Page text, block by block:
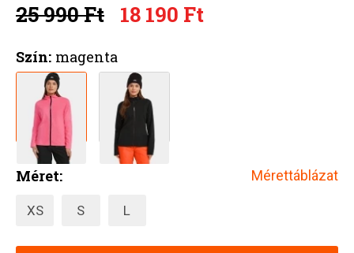
25 990 Ft 18 190 Ft
Szín: magenta
Méret: Mérettáblázat
XS S L